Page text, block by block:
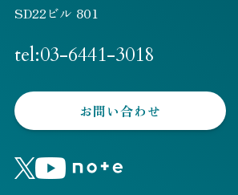
SD22ビル 801
tel:03-6441-3018
お問い合わせ